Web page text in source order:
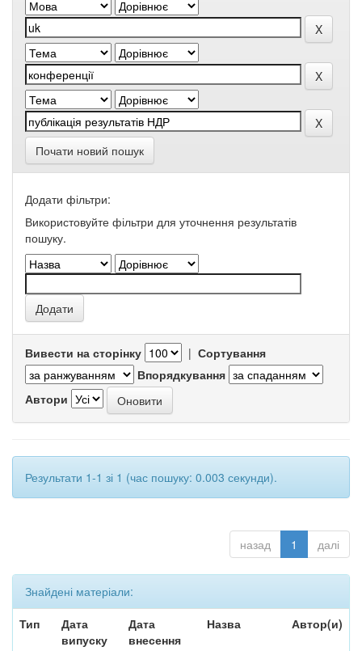
Почати новий пошук
Додати фільтри:
Використовуйте фільтри для уточнення результатів
пошуку.
Вивести на сторінку | Сортування
Впорядкування
Автори
Результати 1-1 зі 1 (час пошуку: 0.003 секунди).
назад 1 далі
Знайдені матеріали:
Тип
Дата
випуску
Дата
внесення
Назва Автор(и)